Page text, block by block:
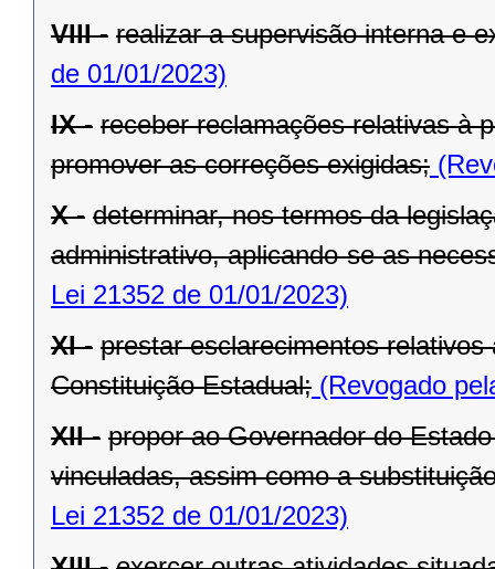
VIII - realizar a supervisão interna e
de 01/01/2023)
IX - receber reclamações relativas à
promover as correções exigidas;
X - determinar, nos termos da
administrativo, aplicando-se as
Lei 21352 de 01/01/2023)
XI - prestar esclarecimentos
Constituição Estadual; (Revogado
XII - propor ao Governador do
vinculadas, assim como a
Lei 21352 de 01/01/2023)